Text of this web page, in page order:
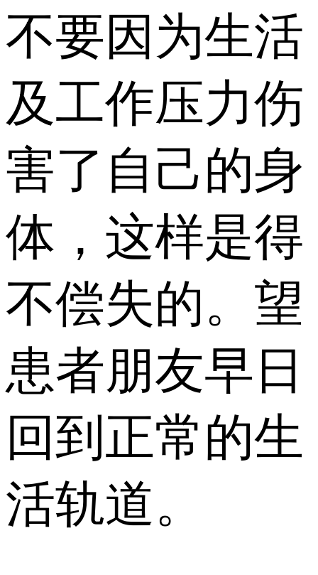
不要因为生活
及工作压力伤
害了自己的身
体，这样是得
不偿失的。望
患者朋友早日
回到正常的生
活轨道。